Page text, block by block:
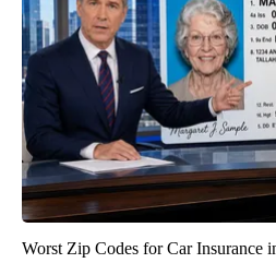
Worst Zip Codes for Car Insurance